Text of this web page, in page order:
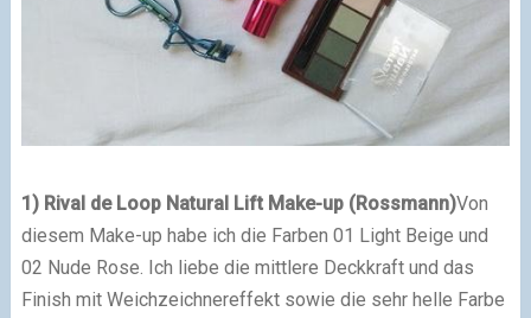
1) Rival de Loop Natural Lift Make-up (Rossmann)Von
diesem Make-up habe ich die Farben 01 Light Beige und
02 Nude Rose. Ich liebe die mittlere Deckkraft und das
Finish mit Weichzeichnereffekt sowie die sehr helle Farbe